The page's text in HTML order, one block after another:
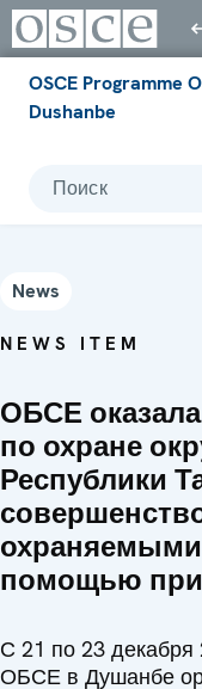
OSCE Programme
Dushanbe
Поиск
News
NEWS ITEM
ОБСЕ
по охране
Республики
помощью
С 21 по 23
ОБСЕ в Душанбе